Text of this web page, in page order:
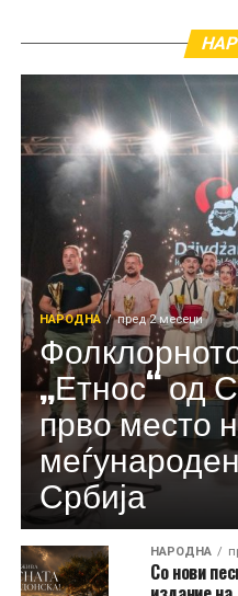
НАРОДНА пред 2 месеци
„Етнос“ од
прво место
Србија
НАРОДНА
Со нови